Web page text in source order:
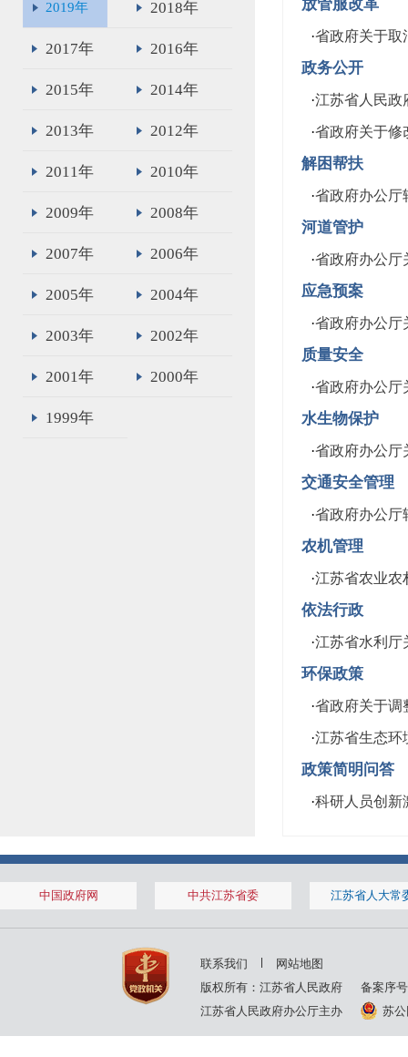
2019年 2018年
2017年 2016年
2015年 2014年
2013年 2012年
2011年 2010年
2009年 2008年
2007年 2006年
2005年 2004年
2003年 2002年
2001年 2000年
1999年
放管服改革
·省政府关于取
政务公开
·江苏省人民政
·省政府关于修
解困帮扶
·省政府办公厅
河道管护
·省政府办公厅
应急预案
·省政府办公厅
质量安全
·省政府办公厅
水生物保护
·省政府办公厅
交通安全管理
·省政府办公厅
农机管理
·江苏省农业农
依法行政
·江苏省水利厅
环保政策
·省政府关于调
·江苏省生态环
政策简明问答
·科研人员创新
中国政府网 中共江苏省委 江苏省人大常
联系我们
网站地图
版权所有：江苏省人民政府
备案序
江苏省人民政府办公厅主办
苏